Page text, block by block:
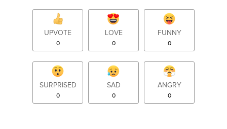
UPVOTE
0
LOVE
0
FUNNY
0
SURPRISED
0
SAD
0
ANGRY
0